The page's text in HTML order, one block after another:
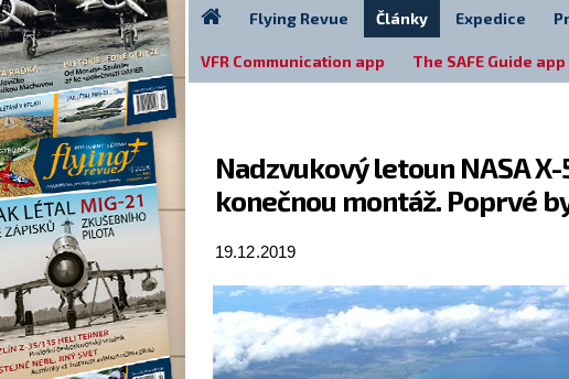
Nadzvukový letoun NASA
konečnou montáž. Poprvé
19.12.2019
Flying Revue Články Expedice
VFR Communication app The SAFE Guide app